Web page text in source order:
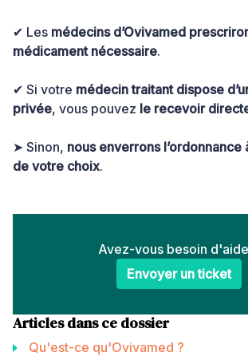
✔ Les médecins d’Ovivamed
médicament nécessaire.
✔ Si votre médecin traitant dispose
privée, vous pouvez le recevoir
➤ Sinon, nous enverrons l’ordonnance
de votre choix.
Avez-vous besoin
Envoyer un ticket
Articles dans ce dossier
Qu'est-ce qu'Ovivamed ?